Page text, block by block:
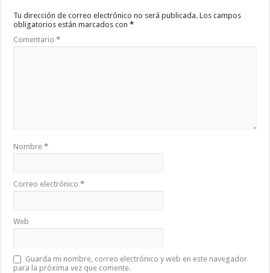
Tu dirección de correo electrónico no será publicada. Los campos
obligatorios están marcados con*
Comentario*
Nombre*
Correo electrónico*
Web
Guarda mi nombre, correo electrónico y web en este navegador
para la próxima vez que comente.